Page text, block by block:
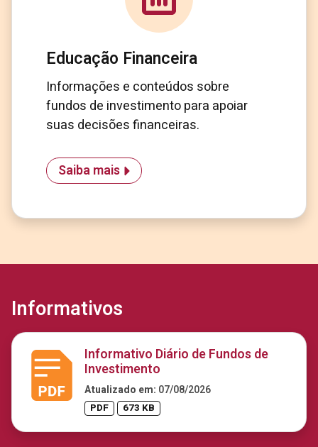
Educação Financeira
Informações e conteúdos sobre
fundos de investimento para apoiar
suas decisões financeiras.
Saiba mais
Informativos
Informativo Diário de Fundos de
Investimento
Atualizado em: 07/08/2026
PDF 673 KB